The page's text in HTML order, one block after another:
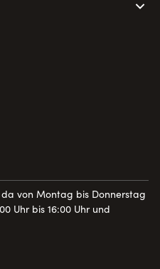
von Montag bis Donnerstag
Uhr bis 16:00 Uhr und